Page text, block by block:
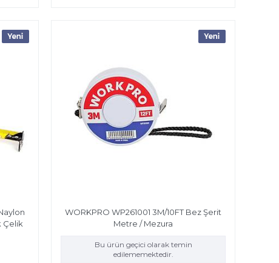
Çelik
WORKPRO WP261001 3M/10FT Bez Şerit
Metre / Mezura
Bu ürün geçici olarak temin
edilememektedir.